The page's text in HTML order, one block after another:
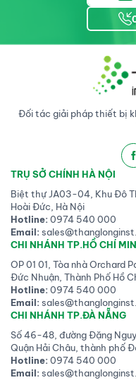
Đối tác giải pháp thiết bị
TRỤ SỞ CHÍNH HÀ NỘI
Biệt thự JA03-04, Khu Đô
Hoài Đức, Hà Nội
Hotline:0974 540 000
Email:
CHI NHÁNH TP.HỒ CHÍ
OP 01 01, Tòa nhà Orchard
Đức Nhuận, Thành Phố Hồ
Hotline:0974 540 000
Email:
CHI NHÁNH TP.ĐÀ NẴNG
Số 46-48, đường Đặng
Quận Hải Châu, thành phố
Hotline:0974 540 000
Email: